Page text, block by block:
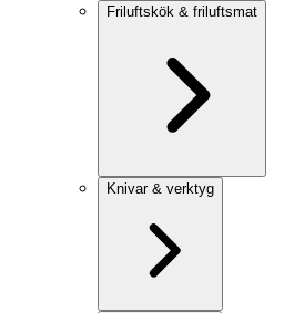
Friluftskök & friluftsmat
Knivar & verktyg